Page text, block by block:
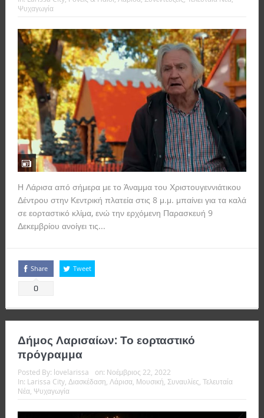
Ψυχαγωγία
Η Λάρισα από σήμερα με το Άναμμα του Χριστουγεννιάτικου
Δέντρου στην Κεντρική πλατεία στις 8 μ.μ. μπαίνει για τα καλά
σε εορταστικό κλίμα, ενώ την ερχόμενη Παρασκευή 9
Δεκεμβρίου ανοίγει τις...
Share
0
Tweet
Δήμος Λαρισαίων: Το εορταστικό
πρόγραμμα
Posted By: lovelarissa on: Νοέμβριος 22, 2022
In: Larissa City, Διασκέδαση, Λάρισα, Μουσική, Συναυλίες, Τελευταία
Νέα, Ψυχαγωγία